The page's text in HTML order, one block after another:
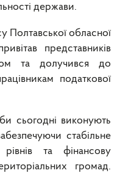
держави.
Полтавської обласної
представників
та долучився до
податкової
сьогодні виконують
стабільне
та фінансову
громад.